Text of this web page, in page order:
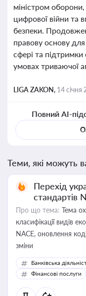
міністром
цифрової війни та
безпеки.
правову основу
сфері та підтримки
умовах триваючої
LIGA ZAKON, 14 січня
Повний AI-
Теми, які можуть
Перехід
стандартів
Про що тема: Тема
класифікації видів
NACE, оновлення
зміни
Банківська
Фінансові послуги